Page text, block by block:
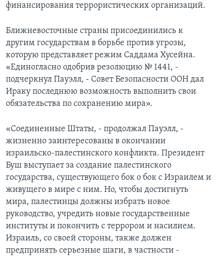
финансирования террористических организаций.
Ближневосточные страны присоединились к
другим государствам в борьбе против угрозы,
которую представляет режим Саддама Хусейна.
«Единогласно одобрив резолюцию № 1441, -
подчеркнул Пауэлл, - Совет Безопасности ООН дал
Ираку последнюю возможность выполнить свои
обязательства по сохранению мира».
«Соединенные Штаты, - продолжал Пауэлл, -
жизненно заинтересованы в окончании
израильско-палестинского конфликта. Президент
Буш выступает за создание палестинского
государства, существующего бок о бок с Израилем и
живущего в мире с ним. Но, чтобы достигнуть
мира, палестинцы должны избрать новое
руководство, учредить новые государственные
институты и покончить с террором и насилием.
Израиль, со своей стороны, также должен
предпринять серьезные шаги, в частности -